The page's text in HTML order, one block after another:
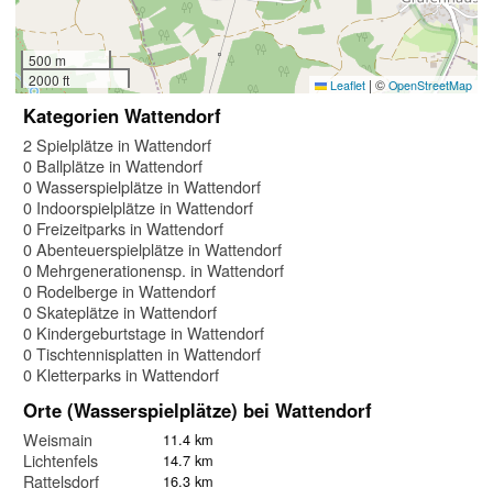
500 m
2000 ft
Leaflet | © OpenStreetMap
Kategorien Wattendorf
2 Spielplätze in Wattendorf
0 Ballplätze in Wattendorf
0 Wasserspielplätze in Wattendorf
0 Indoorspielplätze in Wattendorf
0 Freizeitparks in Wattendorf
0 Abenteuerspielplätze in Wattendorf
0 Mehrgenerationensp. in Wattendorf
0 Rodelberge in Wattendorf
0 Skateplätze in Wattendorf
0 Kindergeburtstage in Wattendorf
0 Tischtennisplatten in Wattendorf
0 Kletterparks in Wattendorf
Orte (Wasserspielplätze) bei Wattendorf
Weismain 11.4 km
Lichtenfels 14.7 km
Rattelsdorf 16.3 km